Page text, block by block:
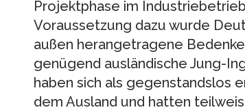
Projektphase im
Voraussetzung dazu wurde
außen herangetragene
genügend ausländische Jung-
haben sich als gegenstandslos
dem Ausland und hatten